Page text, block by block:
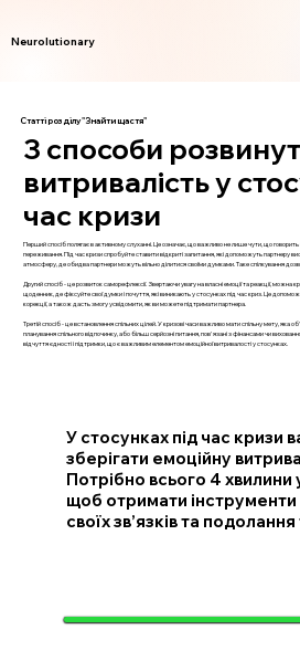
Neurolutionary
Статті розділу "Знайти щастя"
3 способи
витривалість у
час кризи
Перший спосіб полягає в активному слуханні. Це означає, що важливо не лише чути, що говорить
переживання. Під час кризи спробуйте ставити відкриті запитання, які допоможуть партнеру
атмосферу, де обидва партнери можуть вільно ділитися своїми думками. Таке спілкування
Другий спосіб - це розвиток саморефлексії. Звертаючи увагу на власні емоції та реакції, можна
щоденник, де фіксуйте свої думки і почуття, які виникають у стосунках під час криз. Це
корекції, а також дасть змогу усвідомити, як ви можете підтримати партнера.
Третій спосіб - це встановлення спільних цілей. У кризові часи важливо мати спільну мету,
планування спільного відпочинку, або більш серйозні питання, пов'язані з фінансами чи
відчуття єдності і підтримки, що є важливим елементом емоційної витривалості у стосунках.
У стосунках під час кризи
зберігати емоційну
Потрібно всього 4 хвилини
щоб отримати інструменти
своїх зв’язків та